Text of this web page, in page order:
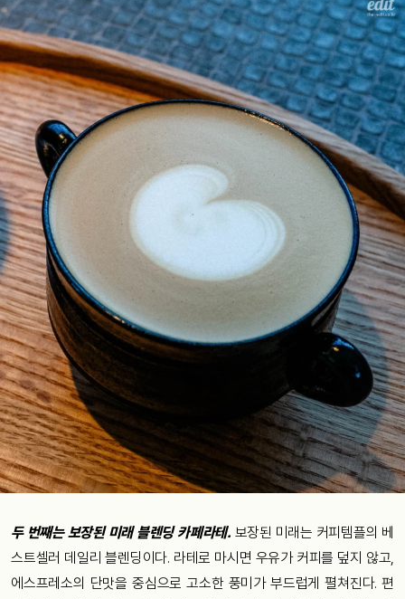
두 번째는 보장된 미래 블렌딩 카페라테. 보장된 미래는 커피템플의 베
스트셀러 데일리 블렌딩이다. 라테로 마시면 우유가 커피를 덮지 않고,
에스프레소의 단맛을 중심으로 고소한 풍미가 부드럽게 펼쳐진다. 편